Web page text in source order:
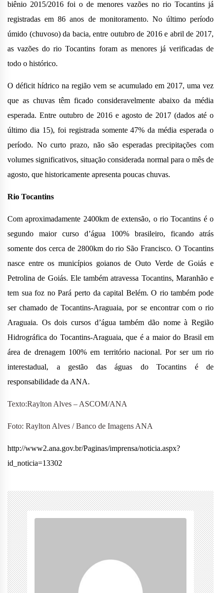
biênio 2015/2016 foi o de menores vazões no rio Tocantins já
registradas em 86 anos de monitoramento. No último período
úmido (chuvoso) da bacia, entre outubro de 2016 e abril de 2017,
as vazões do rio Tocantins foram as menores já verificadas de
todo o histórico.
O déficit hídrico na região vem se acumulado em 2017, uma vez
que as chuvas têm ficado consideravelmente abaixo da média
esperada. Entre outubro de 2016 e agosto de 2017 (dados até o
último dia 15), foi registrada somente 47% da média esperada o
período. No curto prazo, não são esperadas precipitações com
volumes significativos, situação considerada normal para o mês de
agosto, que historicamente apresenta poucas chuvas.
Rio Tocantins
Com aproximadamente 2400km de extensão, o rio Tocantins é o
segundo maior curso d’água 100% brasileiro, ficando atrás
somente dos cerca de 2800km do rio São Francisco. O Tocantins
nasce entre os municípios goianos de Outo Verde de Goiás e
Petrolina de Goiás. Ele também atravessa Tocantins, Maranhão e
tem sua foz no Pará perto da capital Belém. O rio também pode
ser chamado de Tocantins-Araguaia, por se encontrar com o rio
Araguaia. Os dois cursos d’água também dão nome à Região
Hidrográfica do Tocantins-Araguaia, que é a maior do Brasil em
área de drenagem 100% em território nacional. Por ser um rio
interestadual, a gestão das águas do Tocantins é de
responsabilidade da ANA.
Texto:Raylton Alves – ASCOM/ANA
Foto: Raylton Alves / Banco de Imagens ANA
http://www2.ana.gov.br/Paginas/imprensa/noticia.aspx?
id_noticia=13302